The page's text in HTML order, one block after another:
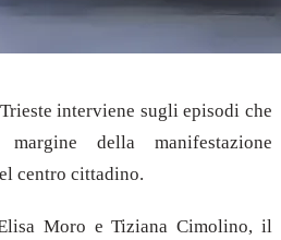
interviene sugli episodi che
della manifestazione
centro cittadino.
Moro e Tiziana Cimolino, il